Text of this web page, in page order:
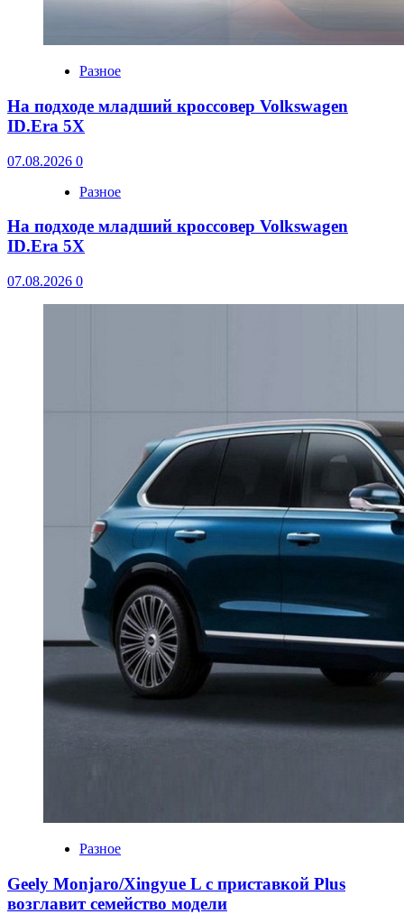
Разное
На подходе младший кроссовер Volkswagen
ID.Era 5X
07.08.2026 0
Разное
На подходе младший кроссовер Volkswagen
ID.Era 5X
07.08.2026 0
Разное
Geely Monjaro/Xingyue L с приставкой Plus
возглавит семейство модели